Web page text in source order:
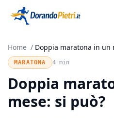
Home / Doppia maratona in un
MARATONA 4 min
Doppia
mese: si può?